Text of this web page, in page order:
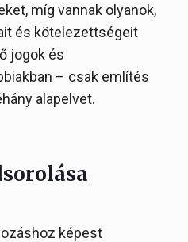
míg vannak olyanok,
és kötelezettségeit
jogok és
– csak említés
alapelvet.
képest